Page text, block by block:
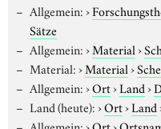
Allgemein:›
Sätze
Allgemein:›Material›
Material:›Material›
Allgemein:›Ort›Land›
Land (heute):›Ort›Land